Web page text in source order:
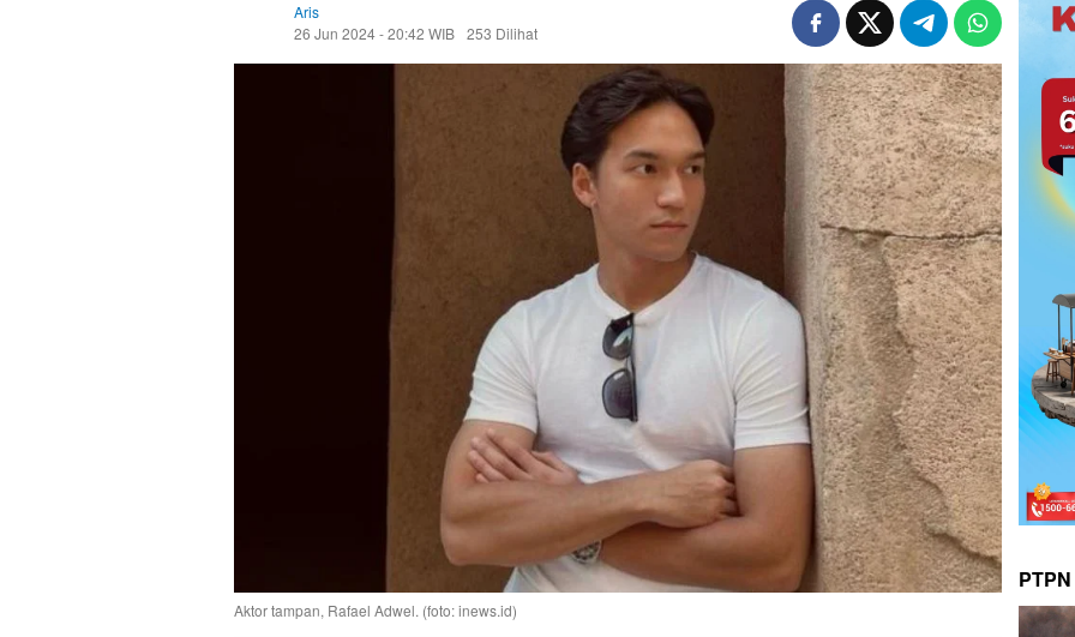
Aris
26 Jun 2024 - 20:42 WIB 253 Dilihat
Aktor tampan, Rafael Adwel. (foto: inews.id)